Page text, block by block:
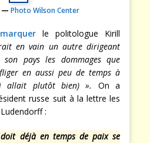
— Photo Wilson Center
le politologue Kirill
en vain un autre dirigeant
pays les dommages que
en aussi peu de temps à
allait plutôt bien) ». On a
russe suit à la lettre les
:
déjà en temps de paix se